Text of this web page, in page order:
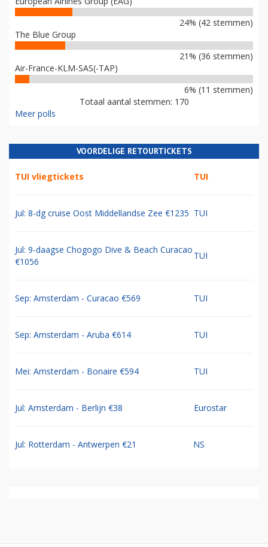
24% (42 stemmen)
The Blue Group
21% (36 stemmen)
Air-France-KLM-SAS(-TAP)
6% (11 stemmen)
Totaal aantal stemmen: 170
Meer polls
VOORDELIGE RETOURTICKETS
TUI vliegtickets TUI
Jul: 8-dg cruise Oost Middellandse Zee €1235 TUI
Jul: 9-daagse Chogogo Dive & Beach Curacao
€1056
TUI
Sep: Amsterdam - Curacao €569 TUI
Sep: Amsterdam - Aruba €614 TUI
Mei: Amsterdam - Bonaire €594 TUI
Jul: Amsterdam - Berlijn €38 Eurostar
Jul: Rotterdam - Antwerpen €21 NS